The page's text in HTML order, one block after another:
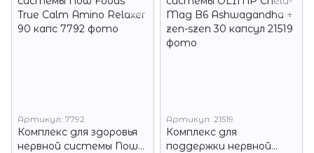
Артикул: 7792
Комплекс для здоровья
нервной системы Now
Артикул: 21519
Комплекс для
поддержки нервной